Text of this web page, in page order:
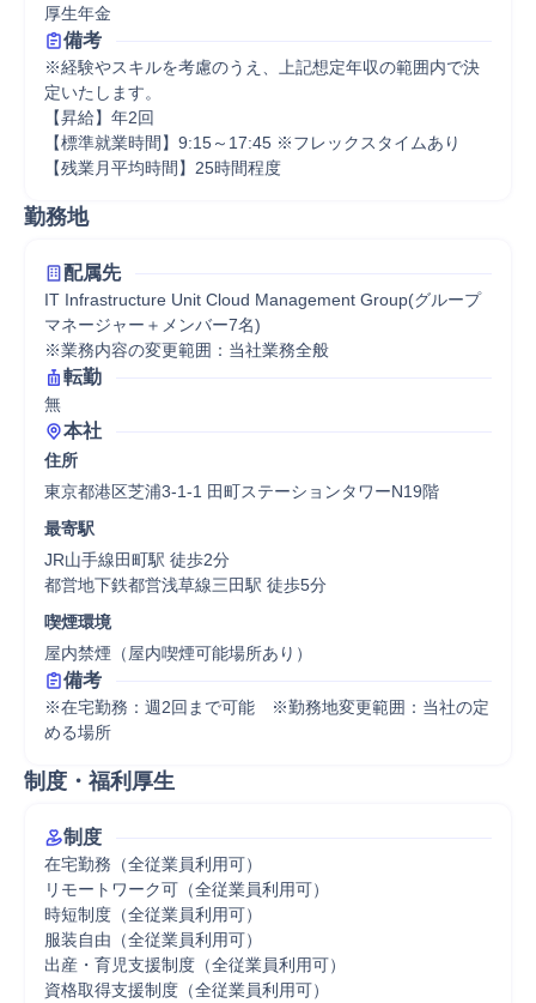
厚生年金
備考
※経験やスキルを考慮のうえ、上記想定年収の範囲内で決
定いたします。
【昇給】年2回
【標準就業時間】9:15～17:45 ※フレックスタイムあり
【残業月平均時間】25時間程度
勤務地
配属先
IT Infrastructure Unit Cloud Management Group(グループ
マネージャー＋メンバー7名)
※業務内容の変更範囲：当社業務全般
転勤
無
本社
住所
東京都港区芝浦3-1-1 田町ステーションタワーN19階
最寄駅
JR山手線田町駅 徒歩2分
都営地下鉄都営浅草線三田駅 徒歩5分
喫煙環境
屋内禁煙（屋内喫煙可能場所あり）
備考
※在宅勤務：週2回まで可能　※勤務地変更範囲：当社の定
める場所
制度・福利厚生
制度
在宅勤務（全従業員利用可）
リモートワーク可（全従業員利用可）
時短制度（全従業員利用可）
服装自由（全従業員利用可）
出産・育児支援制度（全従業員利用可）
資格取得支援制度（全従業員利用可）